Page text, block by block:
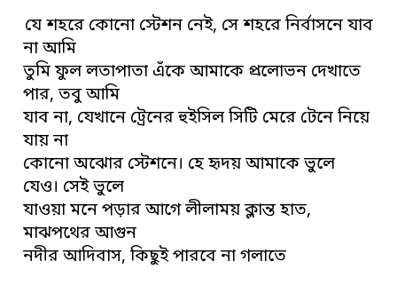
যে শহরে কোনো স্টেশন নেই, সে শহরে নির্বাসনে যাব
না আমি
তুমি ফুল লতাপাতা এঁকে আমাকে প্রলোভন দেখাতে
পার, তবু আমি
যাব না, যেখানে ট্রেনের হুইসিল সিটি মেরে টেনে নিয়ে
যায় না
কোনো অঝোর স্টেশনে। হে হৃদয় আমাকে ভুলে
যেও। সেই ভুলে
যাওয়া মনে পড়ার আগে লীলাময় ক্লান্ত হাত,
মাঝপথের আগুন
নদীর আদিবাস, কিছুই পারবে না গলাতে